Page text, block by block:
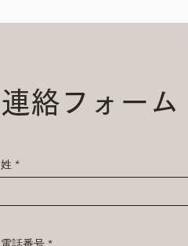
連絡フォーム
姓